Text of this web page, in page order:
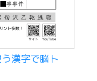
漢字で脳ト